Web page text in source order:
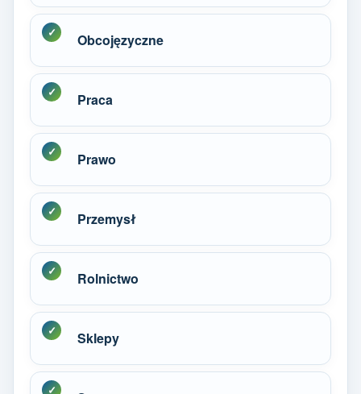
Obcojęzyczne
Praca
Prawo
Przemysł
Rolnictwo
Sklepy